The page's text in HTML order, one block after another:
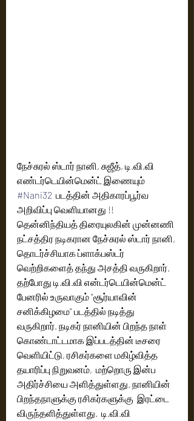
நேச்சுரல் ஸ்டார் நானி, சுஜீத், டி.வி.வி
எண்டர்டெயின்மென்ட் இணையும்
#Nani32
  படத்தின் அதிகாரப்பூர்வ
அறிவிப்பு வெளியானது !!
தென்னிந்தியத் திரையுலகின் முன்னணி
நட்சத்திர நடிகரான நேச்சுரல் ஸ்டார் நானி,
தொடர்ச்சியாக ப்ளாக்பஸ்டர்
வெற்றிகளைத் தந்து அசத்தி வருகிறார்.
தற்போது டி.வி.வி என்டர்டெயின்மென்ட்
பேனரில் உருவாகும் "சூர்யாவின்
சனிக்கிழமை" படத்தில் நடித்து
வருகிறார். நடிகர் நானியின் பிறந்த நாள்
கொண்டாட்டமாக இப்படத்தின் டீசரை
வெளியிட்டு, ரசிகர்களை மகிழ்வித்த
தயாரிப்பு நிறுவனம்,  மற்றொரு இன்ப
அதிர்ச்சியை அளித்துள்ளது. நானியின்
பிறந்தநாளுக்கு ரசிகர்களுக்கு  இரட்டை
விருந்தளித்துள்ளது.  டி.வி.வி